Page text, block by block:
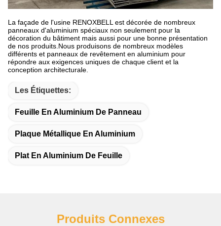
La façade de l'usine RENOXBELL est décorée de nombreux
panneaux d'aluminium spéciaux non seulement pour la
décoration du bâtiment mais aussi pour une bonne présentation
de nos produits.Nous produisons de nombreux modèles
différents et panneaux de revêtement en aluminium pour
répondre aux exigences uniques de chaque client et la
conception architecturale.
Les Étiquettes:
Feuille En Aluminium De Panneau
Plaque Métallique En Aluminium
Plat En Aluminium De Feuille
Produits Connexes